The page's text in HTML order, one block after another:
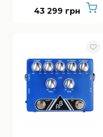
43 299 грн